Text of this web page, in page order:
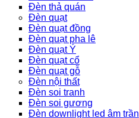
Đèn thả quán
Đèn quạt
Đèn quạt đồng
Đèn quạt pha lê
Đèn quạt Ý
Đèn quạt cổ
Đèn quạt gỗ
Đèn nội thất
Đèn soi tranh
Đèn soi gương
Đèn downlight led âm trần